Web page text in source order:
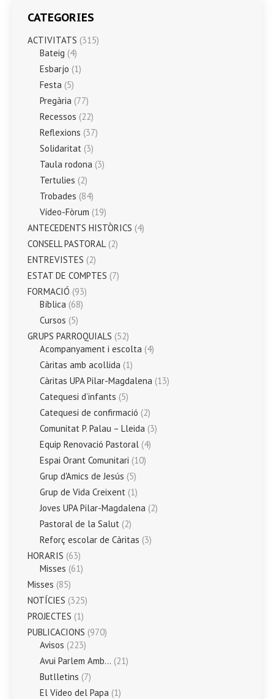
CATEGORIES
ACTIVITATS (315)
Bateig (4)
Esbarjo (1)
Festa (5)
Pregària (77)
Recessos (22)
Reflexions (37)
Solidaritat (3)
Taula rodona (3)
Tertulies (2)
Trobades (84)
Vídeo-Fòrum (19)
ANTECEDENTS HISTÒRICS (4)
CONSELL PASTORAL (2)
ENTREVISTES (2)
ESTAT DE COMPTES (7)
FORMACIÓ (93)
Bíblica (68)
Cursos (5)
GRUPS PARROQUIALS (52)
Acompanyament i escolta (4)
Càritas amb acollida (1)
Càritas UPA Pilar-Magdalena (13)
Catequesi d’infants (5)
Catequesi de confirmació (2)
Comunitat P. Palau – Lleida (3)
Equip Renovació Pastoral (4)
Espai Orant Comunitari (10)
Grup d'Amics de Jesús (5)
Grup de Vida Creixent (1)
Joves UPA Pilar-Magdalena (2)
Pastoral de la Salut (2)
Reforç escolar de Càritas (3)
HORARIS (63)
Misses (61)
Misses (85)
NOTÍCIES (325)
PROJECTES (1)
PUBLICACIONS (970)
Avisos (223)
Avui Parlem Amb… (21)
Butlletins (7)
El Vídeo del Papa (1)